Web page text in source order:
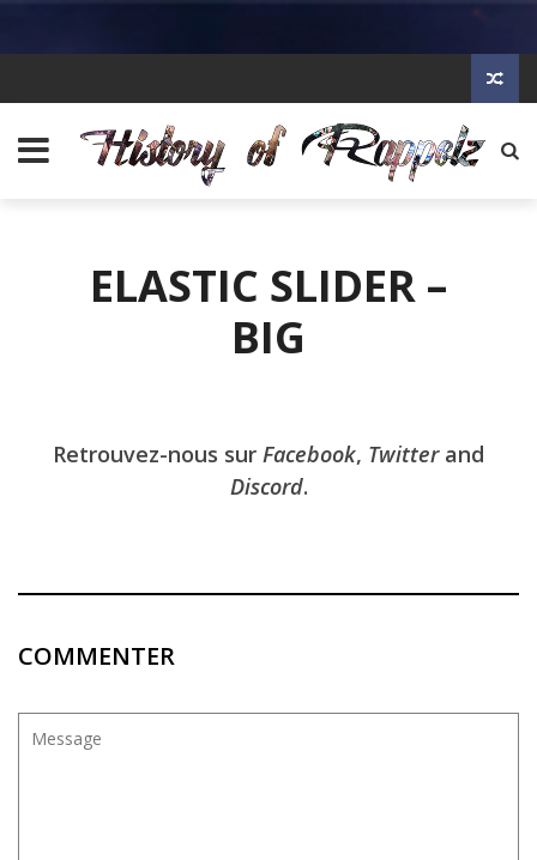
ELASTIC SLIDER –
BIG
Retrouvez-nous sur Facebook, Twitterand
Discord.
COMMENTER